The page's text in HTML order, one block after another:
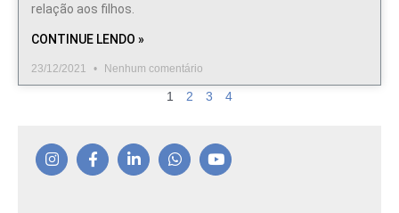
relação aos filhos.
CONTINUE LENDO »
23/12/2021 Nenhum comentário
1 2 3 4